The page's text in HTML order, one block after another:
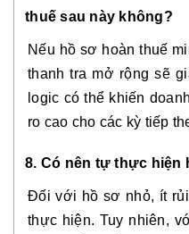
thuế sau này không?
Nếu hồ sơ hoàn thuế
thanh tra mở rộng sẽ
logic có thể khiến
ro cao cho các kỳ tiếp
8. Có nên tự thực hiện
Đối với hồ sơ nhỏ, ít
thực hiện. Tuy nhiên,